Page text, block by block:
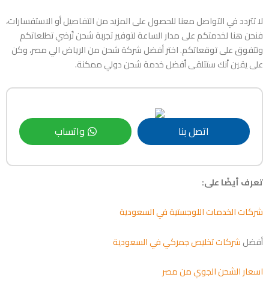
لا تتردد في التواصل معنا للحصول على المزيد من التفاصيل أو الاستفسارات،
فنحن هنا لخدمتكم على مدار الساعة لتوفير تجربة شحن تُرضي تطلعاتكم
وتتفوق على توقعاتكم. اختر أفضل شركة شحن من الرياض الي مصر، وكن
على يقين أنك ستتلقى أفضل خدمة شحن دولي ممكنة.
اتصل بنا واتساب
تعرف أيضًا على:
شركات الخدمات اللوجستية في السعودية
أفضلشركات تخليص جمركي في السعودية
اسعار الشحن الجوي من مصر